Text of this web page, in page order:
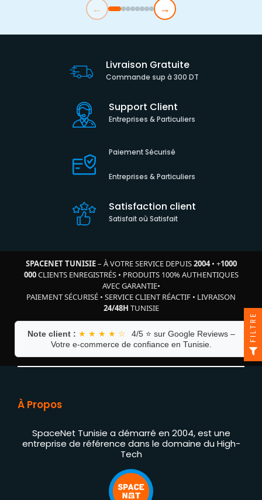
← →
Livraison Gratuite
Commande sup à 300 DT
Support Client
Entreprises & Particuliers
Paiement Sécurisé
Entreprises & Particuliers
Satisfaction client
Satisfait où Satisfait
SPACENET TUNISIE– À VOTRE SERVICE DEPUIS2004• +1000
000CLIENTS ENREGISTRÉS• PRODUITS 100% AUTHENTIQUES
AVEC GARANTIE•
PAIEMENT SÉCURISÉ • SERVICE CLIENT RÉACTIF • LIVRAISON
24/48H TUNISIE
Note client : ★ ★ ★ ★ ☆
4/5 ⭐ sur Google Reviews –
Votre e-commerce de confiance en Tunisie.
À Propos
SpaceNet Tunisie a démarré en 2004, est une
entreprise de référence dans le domaine du High-
Tech
FILTRE